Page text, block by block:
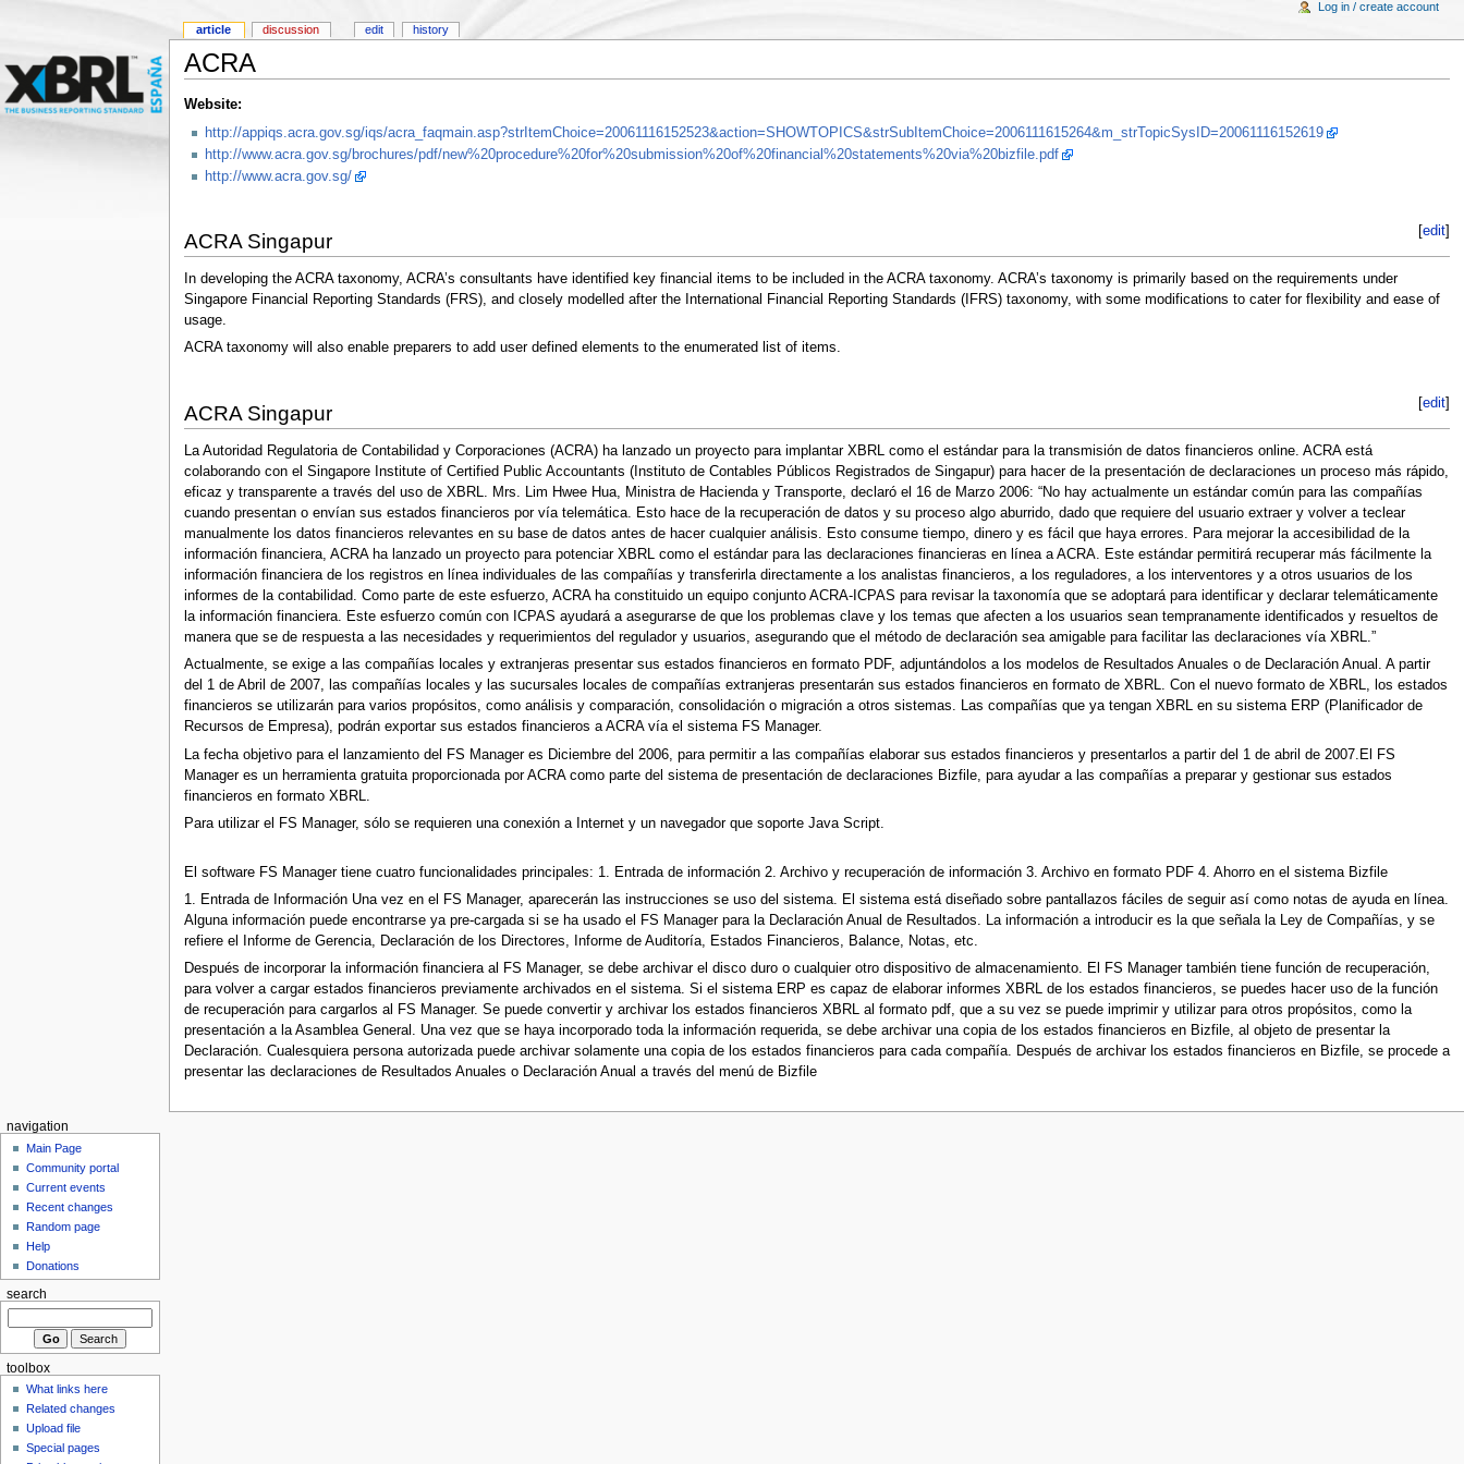
ACRA
Website:
http://appiqs.acra.gov.sg/iqs/acra_faqmain.asp?strItemChoice=20061116152523&action=SHOWTOPICS&strSubItemChoice=2006111615264&m_strTopicSysID=20061116152619
http://www.acra.gov.sg/brochures/pdf/new%20procedure%20for%20submission%20of%20financial%20statements%20via%20bizfile.pdf
http://www.acra.gov.sg/
[edit]
ACRA Singapur
In developing the ACRA taxonomy, ACRA’s consultants have identified key financial items to be included in the ACRA taxonomy. ACRA’s taxonomy is primarily based on the requirements under
Singapore Financial Reporting Standards (FRS), and closely modelled after the International Financial Reporting Standards (IFRS) taxonomy, with some modifications to cater for flexibility and ease of
usage.
ACRA taxonomy will also enable preparers to add user defined elements to the enumerated list of items.
[edit
ACRA Singapur
La Autoridad Regulatoria de Contabilidad y Corporaciones (ACRA) ha lanzado un proyecto para implantar XBRL como el estándar para la transmisión de datos financieros online. ACRA está
colaborando con el Singapore Institute of Certified Public Accountants (Instituto de Contables Públicos Registrados de Singapur) para hacer de la presentación de declaraciones un proceso más rápido,
eficaz y transparente a través del uso de XBRL. Mrs. Lim Hwee Hua, Ministra de Hacienda y Transporte, declaró el 16 de Marzo 2006: “No hay actualmente un estándar común para las compañías
cuando presentan o envían sus estados financieros por vía telemática. Esto hace de la recuperación de datos y su proceso algo aburrido, dado que requiere del usuario extraer y volver a teclear
manualmente los datos financieros relevantes en su base de datos antes de hacer cualquier análisis. Esto consume tiempo, dinero y es fácil que haya errores. Para mejorar la accesibilidad de la
información financiera, ACRA ha lanzado un proyecto para potenciar XBRL como el estándar para las declaraciones financieras en línea a ACRA. Este estándar permitirá recuperar más fácilmente la
información financiera de los registros en línea individuales de las compañías y transferirla directamente a los analistas financieros, a los reguladores, a los interventores y a otros usuarios de los
informes de la contabilidad. Como parte de este esfuerzo, ACRA ha constituido un equipo conjunto ACRA-ICPAS para revisar la taxonomía que se adoptará para identificar y declarar telemáticamente
la información financiera. Este esfuerzo común con ICPAS ayudará a asegurarse de que los problemas clave y los temas que afecten a los usuarios sean tempranamente identificados y resueltos de
manera que se de respuesta a las necesidades y requerimientos del regulador y usuarios, asegurando que el método de declaración sea amigable para facilitar las declaraciones vía XBRL.”
Actualmente, se exige a las compañías locales y extranjeras presentar sus estados financieros en formato PDF, adjuntándolos a los modelos de Resultados Anuales o de Declaración Anual. A partir
del 1 de Abril de 2007, las compañías locales y las sucursales locales de compañías extranjeras presentarán sus estados financieros en formato de XBRL. Con el nuevo formato de XBRL, los estados
financieros se utilizarán para varios propósitos, como análisis y comparación, consolidación o migración a otros sistemas. Las compañías que ya tengan XBRL en su sistema ERP (Planificador de
Recursos de Empresa), podrán exportar sus estados financieros a ACRA vía el sistema FS Manager.
La fecha objetivo para el lanzamiento del FS Manager es Diciembre del 2006, para permitir a las compañías elaborar sus estados financieros y presentarlos a partir del 1 de abril de 2007.El FS
Manager es un herramienta gratuita proporcionada por ACRA como parte del sistema de presentación de declaraciones Bizfile, para ayudar a las compañías a preparar y gestionar sus estados
financieros en formato XBRL.
Para utilizar el FS Manager, sólo se requieren una conexión a Internet y un navegador que soporte Java Script.
El software FS Manager tiene cuatro funcionalidades principales: 1. Entrada de información 2. Archivo y recuperación de información 3. Archivo en formato PDF 4. Ahorro en el sistema Bizfile
1. Entrada de Información Una vez en el FS Manager, aparecerán las instrucciones se uso del sistema. El sistema está diseñado sobre pantallazos fáciles de seguir así como notas de ayuda en línea.
Alguna información puede encontrarse ya pre-cargada si se ha usado el FS Manager para la Declaración Anual de Resultados. La información a introducir es la que señala la Ley de Compañías, y se
refiere el Informe de Gerencia, Declaración de los Directores, Informe de Auditoría, Estados Financieros, Balance, Notas, etc.
Después de incorporar la información financiera al FS Manager, se debe archivar el disco duro o cualquier otro dispositivo de almacenamiento. El FS Manager también tiene función de recuperación,
para volver a cargar estados financieros previamente archivados en el sistema. Si el sistema ERP es capaz de elaborar informes XBRL de los estados financieros, se puedes hacer uso de la función
de recuperación para cargarlos al FS Manager. Se puede convertir y archivar los estados financieros XBRL al formato pdf, que a su vez se puede imprimir y utilizar para otros propósitos, como la
presentación a la Asamblea General. Una vez que se haya incorporado toda la información requerida, se debe archivar una copia de los estados financieros en Bizfile, al objeto de presentar la
Declaración. Cualesquiera persona autorizada puede archivar solamente una copia de los estados financieros para cada compañía. Después de archivar los estados financieros en Bizfile, se procede a
presentar las declaraciones de Resultados Anuales o Declaración Anual a través del menú de Bizfile
article discussion edit history
Log in / create account
navigation
Main Page
Community portal
Current events
Recent changes
Random page
Help
Donations
search
toolbox
What links here
Related changes
Upload file
Special pages